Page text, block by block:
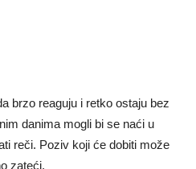
brzo reaguju i retko ostaju bez
danima mogli bi se naći u
reči. Poziv koji će dobiti može
zateći.